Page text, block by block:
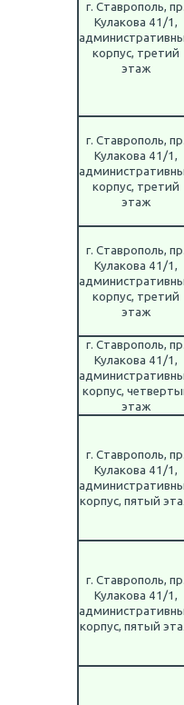
г. Ставрополь,
Кулакова 41/1,
корпус, третий
этаж
г. Ставрополь,
Кулакова 41/1,
корпус, третий
этаж
г. Ставрополь,
Кулакова 41/1,
корпус, третий
этаж
г. Ставрополь,
Кулакова 41/1,
корпус,
этаж
г. Ставрополь,
Кулакова 41/1,
корпус, пятый
г. Ставрополь,
Кулакова 41/1,
корпус, пятый